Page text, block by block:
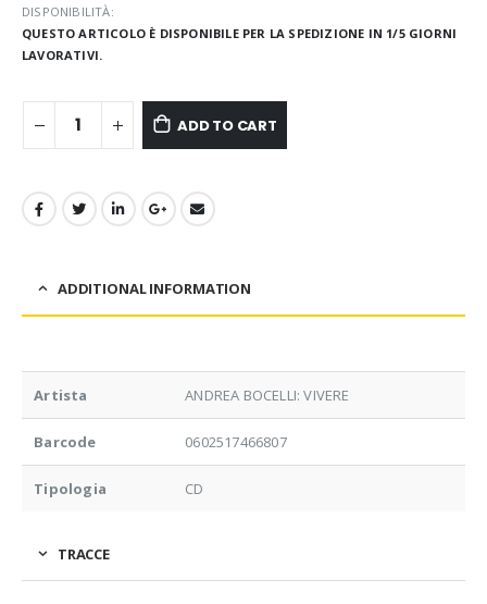
DISPONIBILITÀ:
QUESTO ARTICOLO È DISPONIBILE PER LA SPEDIZIONE IN 1/5 GIORNI
LAVORATIVI.
ADD TO CART
ADDITIONAL INFORMATION
Artista ANDREA BOCELLI: VIVERE
Barcode 0602517466807
Tipologia CD
TRACCE